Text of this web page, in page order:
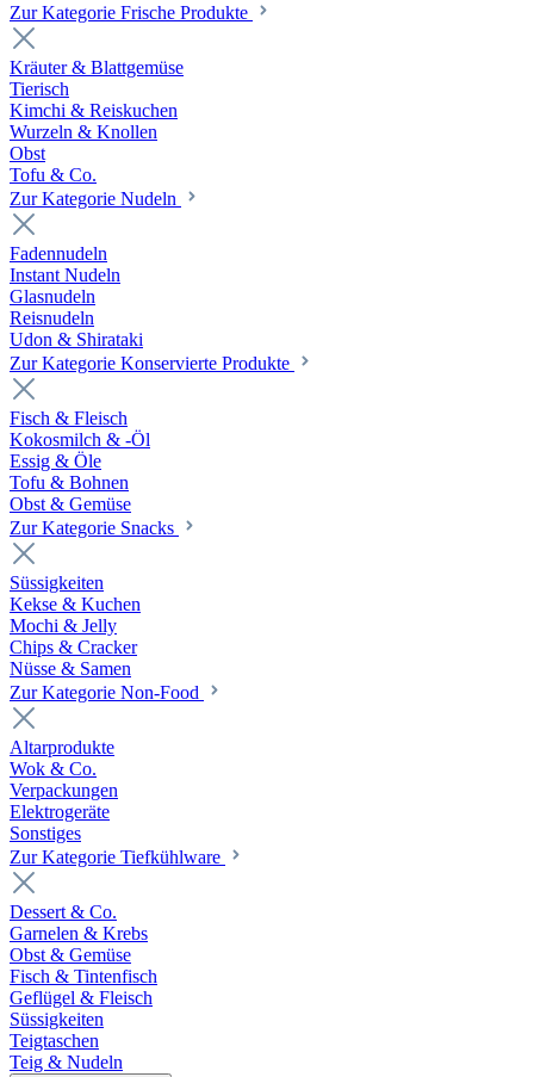
Zur Kategorie Frische Produkte
Kräuter & Blattgemüse
Tierisch
Kimchi & Reiskuchen
Wurzeln & Knollen
Obst
Tofu & Co.
Zur Kategorie Nudeln
Fadennudeln
Instant Nudeln
Glasnudeln
Reisnudeln
Udon & Shirataki
Zur Kategorie Konservierte Produkte
Fisch & Fleisch
Kokosmilch & -Öl
Essig & Öle
Tofu & Bohnen
Obst & Gemüse
Zur Kategorie Snacks
Süssigkeiten
Kekse & Kuchen
Mochi & Jelly
Chips & Cracker
Nüsse & Samen
Zur Kategorie Non-Food
Altarprodukte
Wok & Co.
Verpackungen
Elektrogeräte
Sonstiges
Zur Kategorie Tiefkühlware
Dessert & Co.
Garnelen & Krebs
Obst & Gemüse
Fisch & Tintenfisch
Geflügel & Fleisch
Süssigkeiten
Teigtaschen
Teig & Nudeln